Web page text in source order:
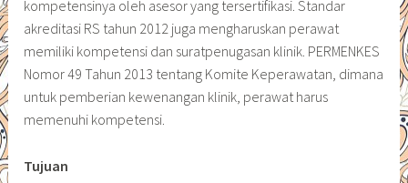
kompetensinya oleh asesor yang tersertifikasi. Standar
akreditasi RS tahun 2012 juga mengharuskan perawat
memiliki kompetensi dan suratpenugasan klinik. PERMENKES
Nomor 49 Tahun 2013 tentang Komite Keperawatan, dimana
untuk pemberian kewenangan klinik, perawat harus
memenuhi kompetensi.
Tujuan